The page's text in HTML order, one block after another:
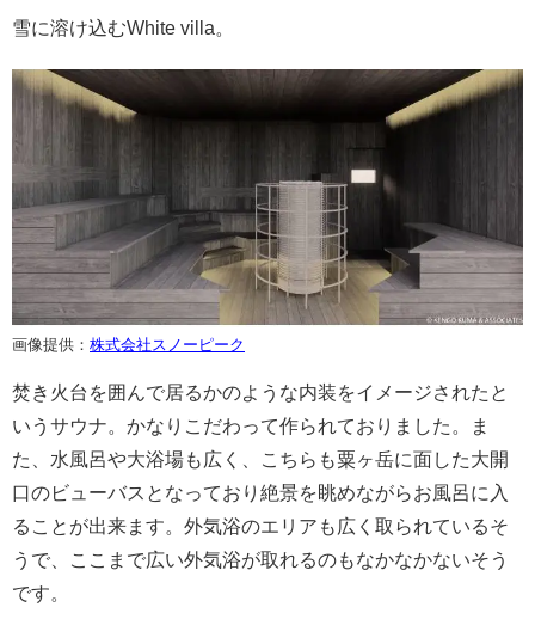
雪に溶け込むWhite villa。
画像提供： 株式会社スノーピーク
焚き火台を囲んで居るかのような内装をイメージされたと
いうサウナ。かなりこだわって作られておりました。ま
た、水風呂や大浴場も広く、こちらも粟ヶ岳に面した大開
口のビューバスとなっており絶景を眺めながらお風呂に入
ることが出来ます。外気浴のエリアも広く取られているそ
うで、ここまで広い外気浴が取れるのもなかなかないそう
です。